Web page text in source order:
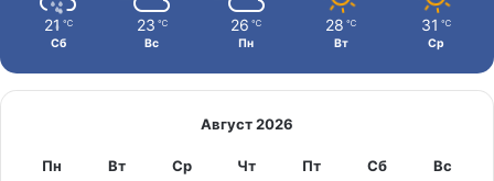
21 ℃
Сб
23 ℃
Вс
26 ℃
Пн
28 ℃
Вт
31 ℃
Ср
Август 2026
Пн Вт Ср Чт Пт Сб Вс